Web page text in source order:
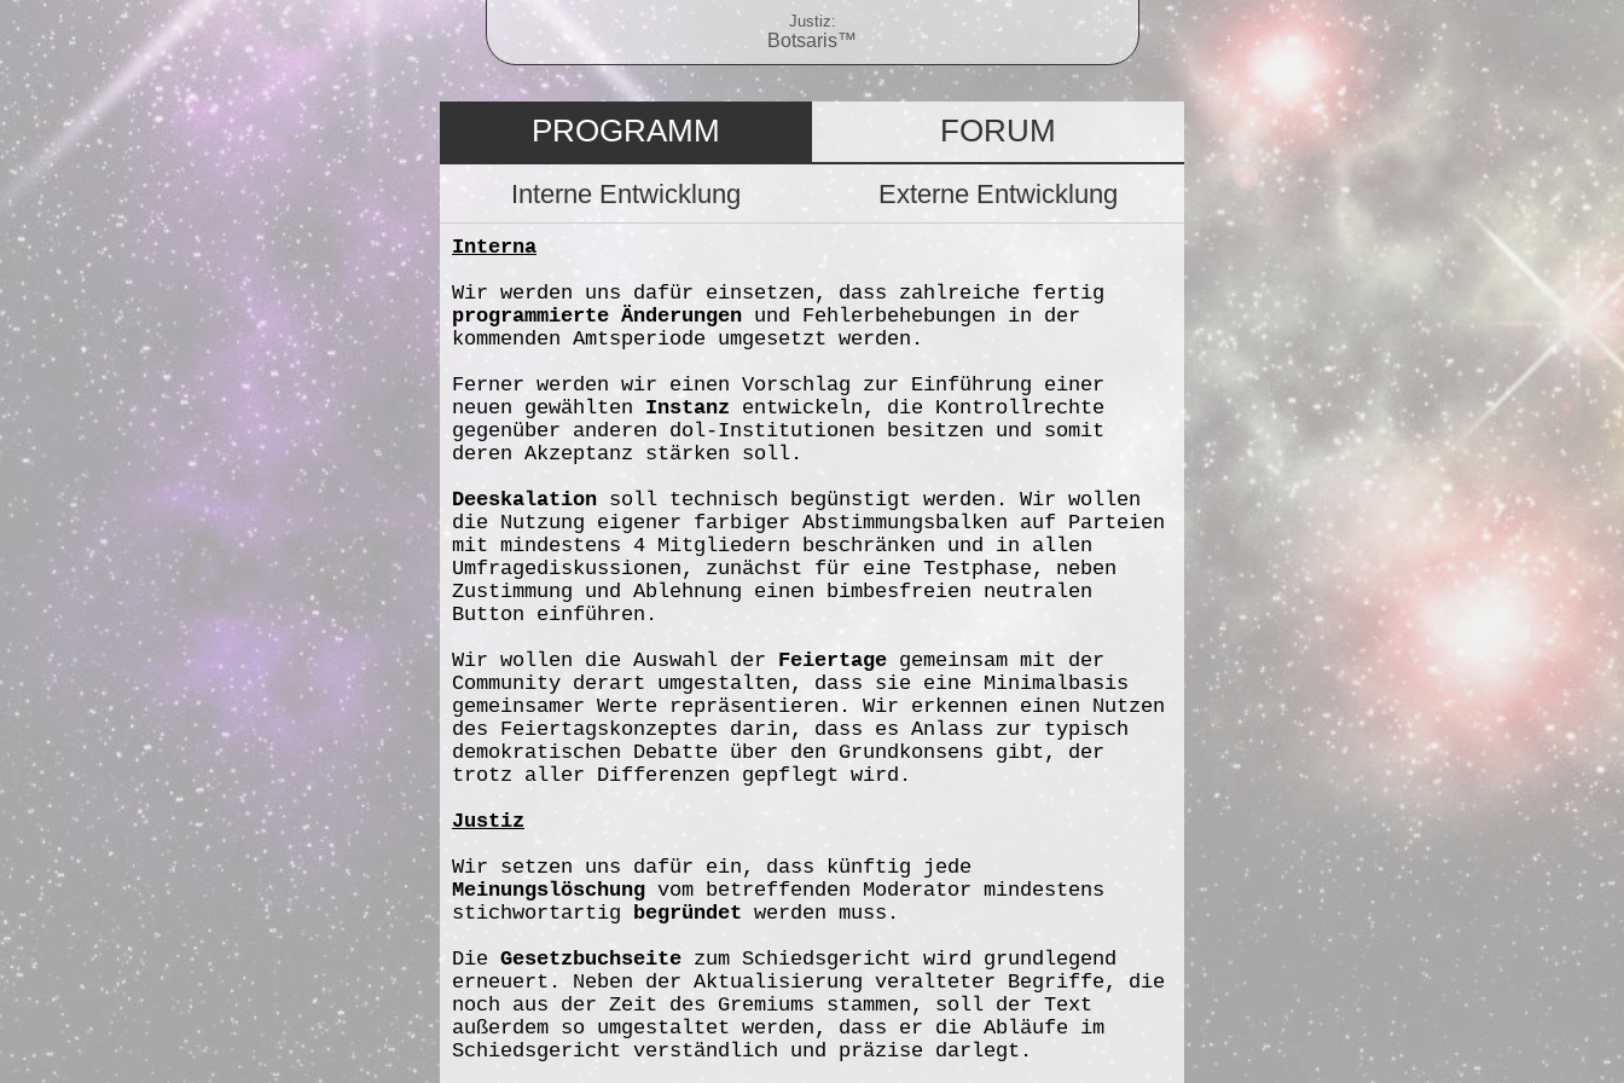
Justiz:
Botsaris™
PROGRAMM FORUM
Interne Entwicklung Externe Entwicklung
Interna
Wir werden uns dafür einsetzen, dass zahlreiche fertig
programmierte Änderungen und Fehlerbehebungen in der
kommenden Amtsperiode umgesetzt werden.
Ferner werden wir einen Vorschlag zur Einführung einer
neuen gewählten Instanz entwickeln, die Kontrollrechte
gegenüber anderen dol-Institutionen besitzen und somit
deren Akzeptanz stärken soll.
Deeskalation soll technisch begünstigt werden. Wir wollen
die Nutzung eigener farbiger Abstimmungsbalken auf Parteien
mit mindestens 4 Mitgliedern beschränken und in allen
Umfragediskussionen, zunächst für eine Testphase, neben
Zustimmung und Ablehnung einen bimbesfreien neutralen
Button einführen.
Wir wollen die Auswahl der Feiertage gemeinsam mit der
Community derart umgestalten, dass sie eine Minimalbasis
gemeinsamer Werte repräsentieren. Wir erkennen einen Nutzen
des Feiertagskonzeptes darin, dass es Anlass zur typisch
demokratischen Debatte über den Grundkonsens gibt, der
trotz aller Differenzen gepflegt wird.
Justiz
Wir setzen uns dafür ein, dass künftig jede
Meinungslöschung vom betreffenden Moderator mindestens
stichwortartig begründet werden muss.
Die Gesetzbuchseite zum Schiedsgericht wird grundlegend
erneuert. Neben der Aktualisierung veralteter Begriffe, die
noch aus der Zeit des Gremiums stammen, soll der Text
außerdem so umgestaltet werden, dass er die Abläufe im
Schiedsgericht verständlich und präzise darlegt.